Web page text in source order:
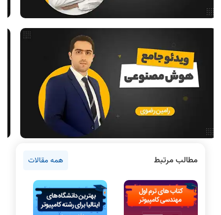
فناوری
آمادگی برای کنکور
دانشگاه ها
اخبار آزمون ها
دروس مهندسی کامپیوتر
پایتون
سی شارپ
مطالب مرتبط همه مقالات